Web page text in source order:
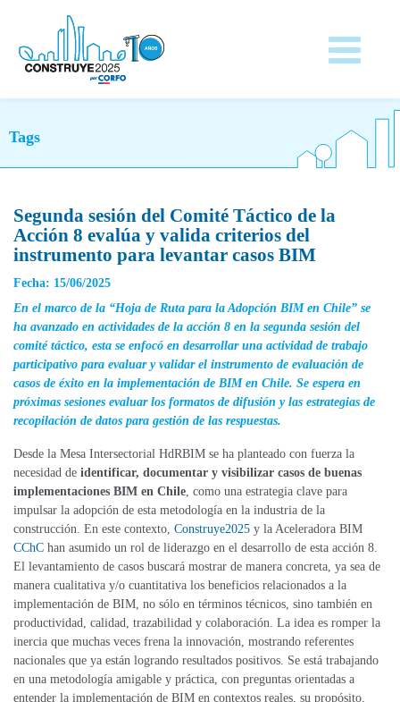
Tags
Segunda sesión del Comité Táctico de la
Acción 8 evalúa y valida criterios del
instrumento para levantar casos BIM
Fecha: 15/06/2025
En el marco de la “Hoja de Ruta para la Adopción BIM en Chile” se
ha avanzado en actividades de la acción 8 en la segunda sesión del
comité táctico, esta se enfocó en desarrollar una actividad de trabajo
participativo para evaluar y validar el instrumento de evaluación de
casos de éxito en la implementación de BIM en Chile. Se espera en
próximas sesiones evaluar los formatos de difusión y las estrategias de
recopilación de datos para gestión de las respuestas.
Desde la Mesa Intersectorial HdRBIM se ha planteado con fuerza la
necesidad de identificar, documentar y visibilizar casos de buenas
implementaciones BIM en Chile, como una estrategia clave para
impulsar la adopción de esta metodología en la industria de la
construcción. En este contexto, Construye2025 y la Aceleradora BIM
CChC han asumido un rol de liderazgo en el desarrollo de esta acción 8.
El levantamiento de casos buscará mostrar de manera concreta, ya sea de
manera cualitativa y/o cuantitativa los beneficios relacionados a la
implementación de BIM, no sólo en términos técnicos, sino también en
productividad, calidad, trazabilidad y colaboración. La idea es romper la
inercia que muchas veces frena la innovación, mostrando referentes
nacionales que ya están logrando resultados positivos. Se está trabajando
en una metodología amigable y práctica, con preguntas orientadas a
entender la implementación de BIM en contextos reales, su propósito,